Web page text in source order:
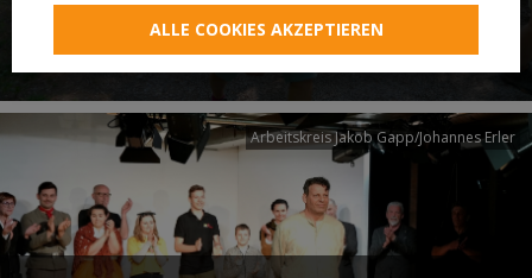
Neuer Pilgerweg Via
Laudato si’
Arbeitskreis Jakob Gapp/Johannes Erler
ALLE COOKIES AKZEPTIEREN